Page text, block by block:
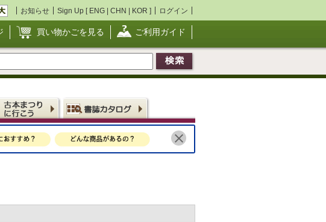
お知らせ Sign Up [ ENG | CHN | KOR ] ログイン
買い物かごを見る ご利用ガイド